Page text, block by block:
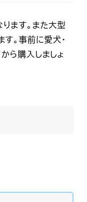
ます。また大型
。事前に愛犬・
ら購入しましょ